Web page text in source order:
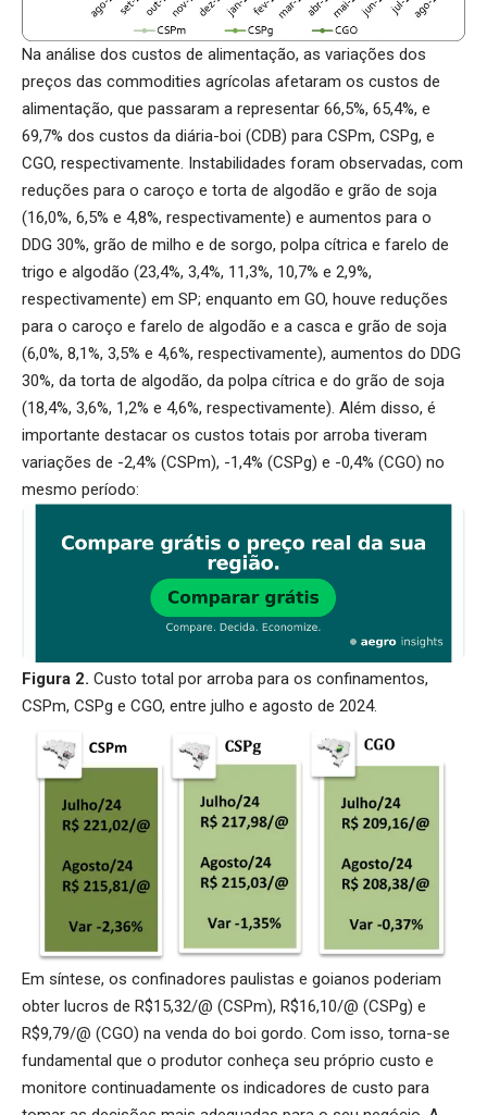
Na análise dos custos de alimentação, as variações dos
preços das commodities agrícolas afetaram os custos de
alimentação, que passaram a representar 66,5%, 65,4%, e
69,7% dos custos da diária-boi (CDB) para CSPm, CSPg, e
CGO, respectivamente. Instabilidades foram observadas, com
reduções para o caroço e torta de algodão e grão de soja
(16,0%, 6,5% e 4,8%, respectivamente) e aumentos para o
DDG 30%, grão de milho e de sorgo, polpa cítrica e farelo de
trigo e algodão (23,4%, 3,4%, 11,3%, 10,7% e 2,9%,
respectivamente) em SP; enquanto em GO, houve reduções
para o caroço e farelo de algodão e a casca e grão de soja
(6,0%, 8,1%, 3,5% e 4,6%, respectivamente), aumentos do DDG
30%, da torta de algodão, da polpa cítrica e do grão de soja
(18,4%, 3,6%, 1,2% e 4,6%, respectivamente). Além disso, é
importante destacar os custos totais por arroba tiveram
variações de -2,4% (CSPm), -1,4% (CSPg) e -0,4% (CGO) no
mesmo período:
Figura 2. Custo total por arroba para os confinamentos,
CSPm, CSPg e CGO, entre julho e agosto de 2024.
Em síntese, os confinadores paulistas e goianos poderiam
obter lucros de R$15,32/@ (CSPm), R$16,10/@ (CSPg) e
R$9,79/@ (CGO) na venda do boi gordo. Com isso, torna-se
fundamental que o produtor conheça seu próprio custo e
monitore continuadamente os indicadores de custo para